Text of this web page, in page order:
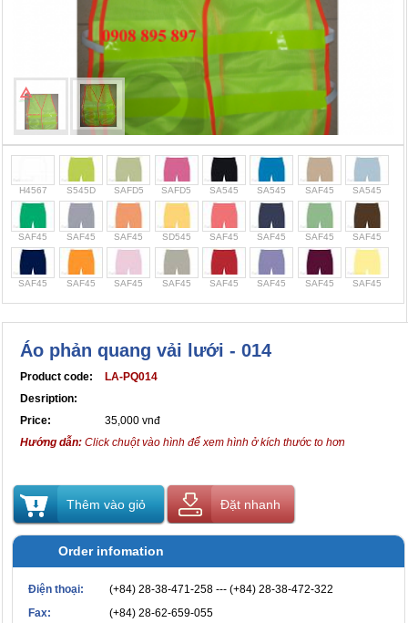
H4567 S545D SAFD5 SAFD5 SA545 SA545 SAF45 SA545
SAF45 SAF45 SAF45 SD545 SAF45 SAF45 SAF45 SAF45
SAF45 SAF45 SAF45 SAF45 SAF45 SAF45 SAF45 SAF45
Áo phản quang vải lưới - 014
Product code:
LA-PQ014
Desription:
Price:
35,000 vnđ
Hướng dẫn: Click chuột vào hình để xem hình ở kích thước to hơn
Thêm vào giỏ Đặt nhanh
Order infomation
Điện thoại:
(+84) 28-38-471-258 --- (+84) 28-38-472-322
Fax:
(+84) 28-62-659-055
Cọc giao thông, rào chắn công trình
Bình chữa cháy, cứu hỏa
Chính sách bảo mật thông tin